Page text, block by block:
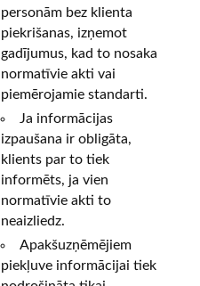
personām bez klienta
piekrišanas, izņemot
gadījumus, kad to nosaka
normatīvie akti vai
piemērojamie standarti.
Ja informācijas
izpaušana ir obligāta,
klients par to tiek
informēts, ja vien
normatīvie akti to
neaizliedz.
Apakšuzņēmējiem
piekļuve informācijai tiek